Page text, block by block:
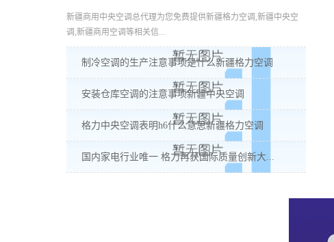
新疆商用中央空调总代理为您免费提供新疆格力空调,新疆中央空
调,新疆商用空调等相关信...
制冷空调的生产注意事项是什么新疆格力空调
安装仓库空调的注意事项新疆中央空调
格力中央空调表明h6什么意思新疆格力空调
国内家电行业唯一 格力再获国际质量创新大...